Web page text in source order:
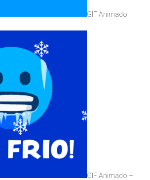
GIF Animado –
GIF Animado –